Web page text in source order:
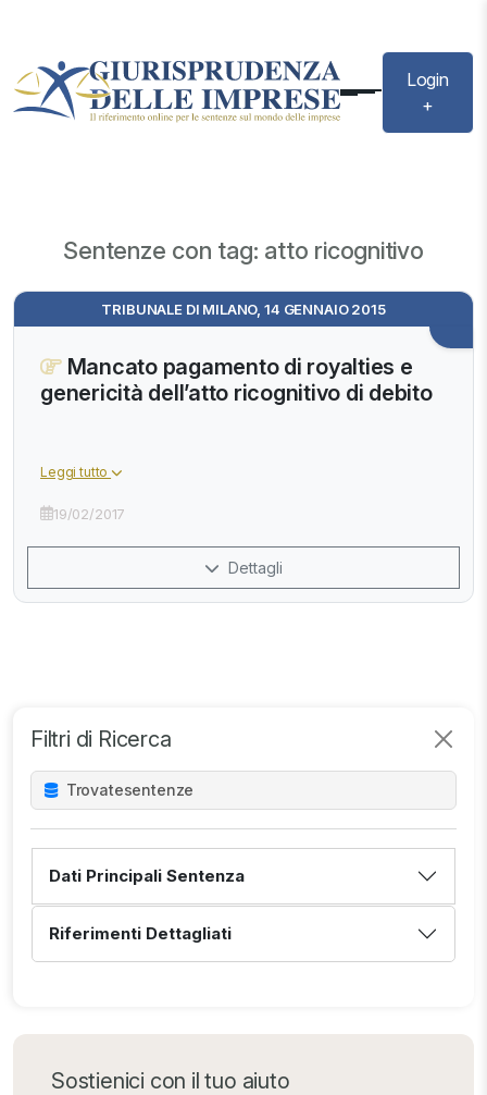
Login
+
Sentenze con tag: atto ricognitivo
Filtri di Ricerca
Trovatesentenze
Dati Principali Sentenza
Riferimenti Dettagliati
Sostienici con il tuo aiuto
TRIBUNALE DI MILANO, 14 GENNAIO 2015
Mancato pagamento di royalties e
genericità dell’atto ricognitivo di debito
Leggi tutto
19/02/2017
Dettagli